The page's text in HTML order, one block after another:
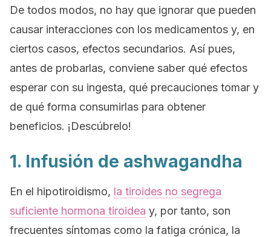
De todos modos, no hay que ignorar que pueden
causar interacciones con los medicamentos y, en
ciertos casos, efectos secundarios. Así pues,
antes de probarlas, conviene saber qué efectos
esperar con su ingesta, qué precauciones tomar y
de qué forma consumirlas para obtener
beneficios. ¡Descúbrelo!
1. Infusión de ashwagandha
En el hipotiroidismo, la tiroides no segrega
suficiente hormona tiroidea y, por tanto, son
frecuentes síntomas como la fatiga crónica, la